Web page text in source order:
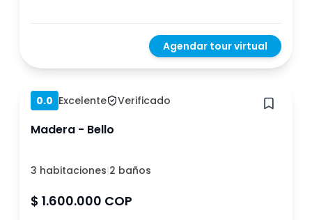
Agendar tour virtual
Hace 1 año
0.0 Excelente Verificado
Madera - Bello
3 habitaciones|2 baños
$ 1.600.000 COP